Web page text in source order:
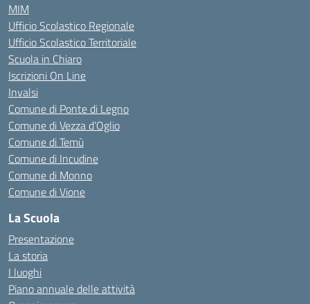
MIM
Ufficio Scolastico Regionale
Ufficio Scolastico Territoriale
Scuola in Chiaro
Iscrizioni On Line
Invalsi
Comune di Ponte di Legno
Comune di Vezza d’Oglio
Comune di Temù
Comune di Incudine
Comune di Monno
Comune di Vione
La Scuola
Presentazione
La storia
I luoghi
Piano annuale delle attività